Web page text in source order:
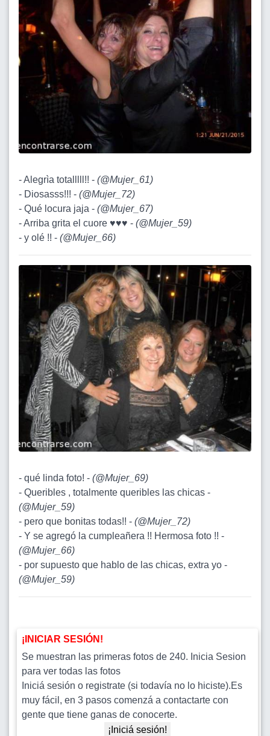
- Alegrìa totalllll!! - (@Mujer_61)
- Diosasss!!! - (@Mujer_72)
- Qué locura jaja - (@Mujer_67)
- Arriba grita el cuore ♥♥♥ - (@Mujer_59)
- y olé !! - (@Mujer_66)
- qué linda foto! - (@Mujer_69)
- Queribles , totalmente queribles las chicas -
(@Mujer_59)
- pero que bonitas todas!! - (@Mujer_72)
- Y se agregó la cumpleañera !! Hermosa foto !! -
(@Mujer_66)
- por supuesto que hablo de las chicas, extra yo -
(@Mujer_59)
¡INICIAR SESIÓN!
Se muestran las primeras fotos de 240. Inicia Sesion
para ver todas las fotos
Iniciá sesión o registrate (si todavía no lo hiciste).Es
muy fácil, en 3 pasos comenzá a contactarte con
gente que tiene ganas de conocerte.
¡Iniciá sesión!